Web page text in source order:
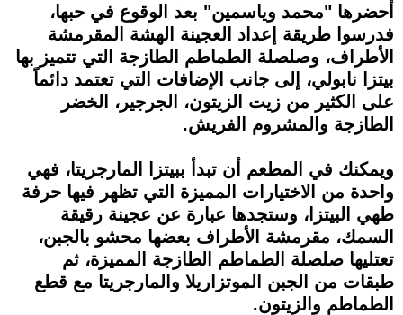
أحضرها "محمد وياسمين" بعد الوقوع في حبها،
فدرسوا طريقة إعداد العجينة الهشة المقرمشة
الأطراف، وصلصلة الطماطم الطازجة التي تتميز بها
بيتزا نابولي، إلى جانب الإضافات التي تعتمد دائماً
على الكثير من زيت الزيتون، الجرجير، الخضر
الطازجة والمشروم الفريش.
ويمكنك في المطعم أن تبدأ ببيتزا المارجريتا، فهي
واحدة من الاختيارات المميزة التي تظهر فيها حرفة
طهي البيتزا، وستجدها عبارة عن عجينة رقيقة
السمك، مقرمشة الأطراف بعضها محشو بالجبن،
تعتليها صلصلة الطماطم الطازجة المميزة، ثم
طبقات من الجبن الموتزاريلا والمارجريتا مع قطع
الطماطم والزيتون.